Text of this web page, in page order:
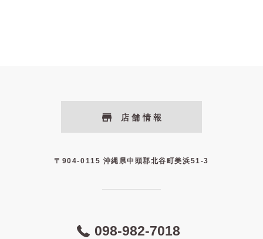
店舗情報
〒904-0115 沖縄県中頭郡北谷町美浜51-3
098-982-7018